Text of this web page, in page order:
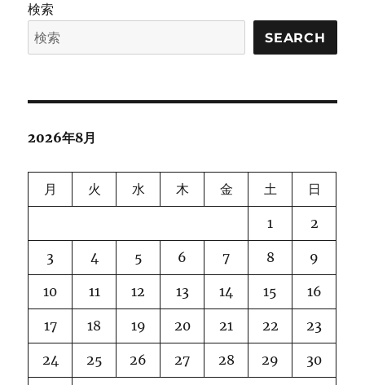
検索
SEARCH
2026年8月
月 火 水 木 金 土 日
1 2
3 4 5 6 7 8 9
10 11 12 13 14 15 16
17 18 19 20 21 22 23
24 25 26 27 28 29 30